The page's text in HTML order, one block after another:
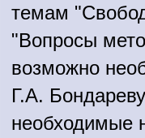
темам
"Вопросы
возможно
Г.А.
необходимые